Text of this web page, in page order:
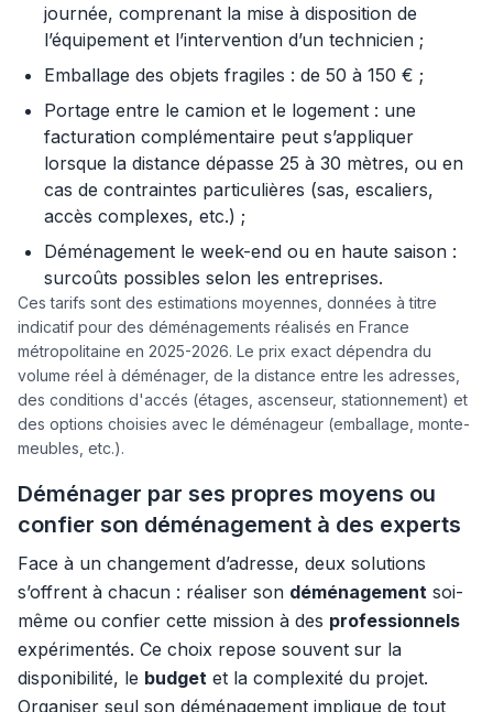
journée, comprenant la mise à disposition de
l’équipement et l’intervention d’un technicien ;
Emballage des objets fragiles : de 50 à 150 € ;
Portage entre le camion et le logement : une
facturation complémentaire peut s’appliquer
lorsque la distance dépasse 25 à 30 mètres, ou en
cas de contraintes particulières (sas, escaliers,
accès complexes, etc.) ;
Déménagement le week-end ou en haute saison :
surcoûts possibles selon les entreprises.
Ces tarifs sont des estimations moyennes, données à titre
indicatif pour des déménagements réalisés en France
métropolitaine en 2025-2026. Le prix exact dépendra du
volume réel à déménager, de la distance entre les adresses,
des conditions d'accés (étages, ascenseur, stationnement) et
des options choisies avec le déménageur (emballage, monte-
meubles, etc.).
Déménager par ses propres moyens ou
confier son déménagement à des experts
Face à un changement d’adresse, deux solutions
s’offrent à chacun : réaliser son déménagement soi-
même ou confier cette mission à des professionnels
expérimentés. Ce choix repose souvent sur la
disponibilité, le budget et la complexité du projet.
Organiser seul son déménagement implique de tout